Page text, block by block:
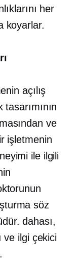
her
koyarlar.
açılış
ve
işletmenin
ile ilgili
söz
dahası,
ve ilgi çekici